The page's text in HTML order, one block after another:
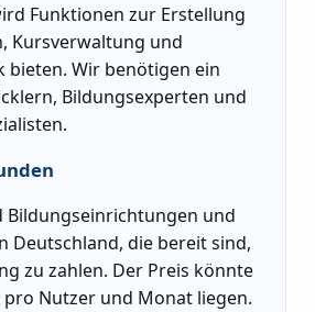
Funktionen zur Erstellung
Kursverwaltung und
bieten. Wir benötigen ein
Bildungsexperten und
Bildungseinrichtungen und
Deutschland, die bereit sind,
zu zahlen. Der Preis könnte
pro Nutzer und Monat liegen.